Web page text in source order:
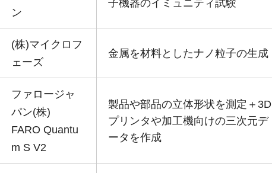
ン
子機器のイミュニティ試験
(株)マイクロフ
ェーズ
金属を材料としたナノ粒子の生成
ファロージャ
パン(株)
FARO Quantu
m S V2
製品や部品の立体形状を測定＋3D
プリンタや加工機向けの三次元デ
ータを作成